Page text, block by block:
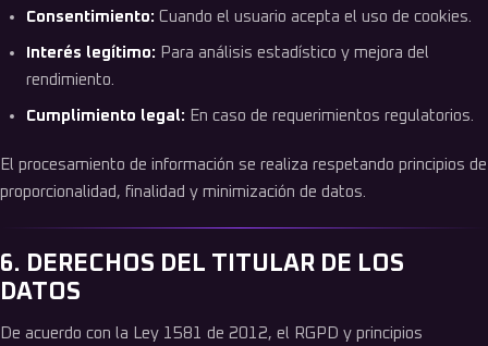
Consentimiento: Cuando el usuario acepta el uso de cookies.
Interés legítimo: Para análisis estadístico y mejora del
rendimiento.
Cumplimiento legal: En caso de requerimientos regulatorios.
El procesamiento de información se realiza respetando principios de
proporcionalidad, finalidad y minimización de datos.
6. DERECHOS DEL TITULAR DE LOS
DATOS
De acuerdo con la Ley 1581 de 2012, el RGPD y principios